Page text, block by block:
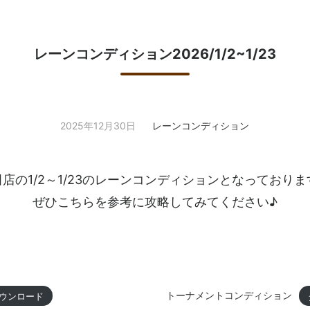
レーンコンディション2026/1/2~1/23
2025年12月30日 レーンコンディション
店の1/2～1/23のレーンコンディションとなっておりま
ぜひこちらを参考に攻略してみてください♪
ンロード トーナメントコンディション